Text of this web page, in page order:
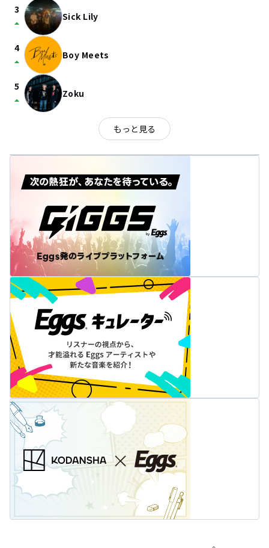
3
arrow_drop_up Sick Lily
4
arrow_drop_up Boy Meets
5
arrow_drop_up Zoku
もっと見る